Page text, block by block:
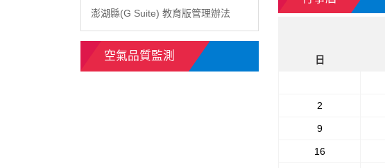
澎湖縣(G Suite) 教育版管理辦法
空氣品質監測 日
2
9
16